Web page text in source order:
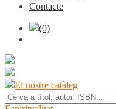
Contacte
(0)
El nostre catàleg